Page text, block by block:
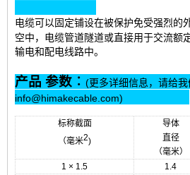
电缆可以固定铺设在被保护免受强烈的
空中，电缆管道隧道或直接用于交流额
输电和配电线路中。
产品 参数︰ (更多详细信息，请给我
info@himakecable.com)
标称截面
（毫米2)
导体
直径
（毫米）
1 × 1.5
1.4